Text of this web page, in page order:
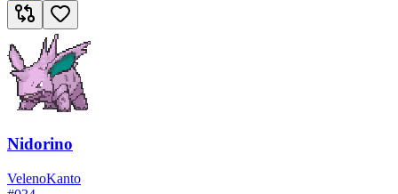
Nidorino
VelenoKanto